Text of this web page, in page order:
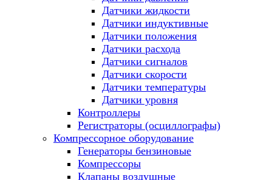
Датчики жидкости
Датчики индуктивные
Датчики положения
Датчики расхода
Датчики сигналов
Датчики скорости
Датчики температуры
Датчики уровня
Контроллеры
Регистраторы (осциллографы)
Компрессорное оборудование
Генераторы бензиновые
Компрессоры
Клапаны воздушные